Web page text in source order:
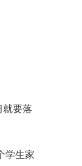
就要落
学生家